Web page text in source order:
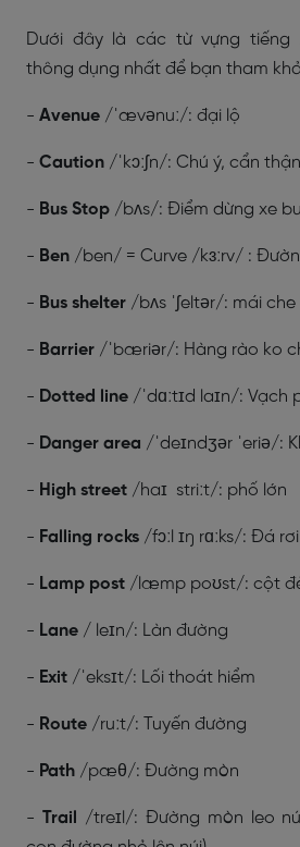
Dưới đây là các từ vựng tiếng
thông dụng nhất để bạn tham
- Avenue /ˈævənuː/: đại lộ
- Caution /ˈkɔːʃn/: Chú ý, cẩn thận
- Bus Stop /bʌs/: Điểm dừng xe
- Ben /ben/ = Curve /kɜːrv/ :
- Bus shelter /bʌs ˈʃeltər/: mái
- Barrier /ˈbæriər/: Hàng rào ko
- Dotted line /ˈdɑːtɪd laɪn/: Vạch
- Danger area /ˈdeɪndʒər ˈeriə/:
- High street /haɪ striːt/: phố lớn
- Falling rocks /fɔːl ɪŋ rɑːks/: Đá rơi
- Lamp post /læmp poʊst/: cột
- Lane / leɪn/: Làn đường
- Exit /ˈeksɪt/: Lối thoát hiểm
- Route /ruːt/: Tuyến đường
- Path /pæθ/: Đường mòn
- Trail /treɪl/: Đường mòn leo